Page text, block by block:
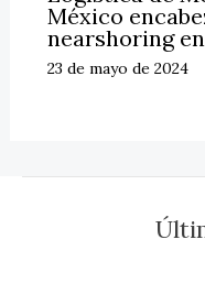
México
nearshoring
23 de mayo de 2024